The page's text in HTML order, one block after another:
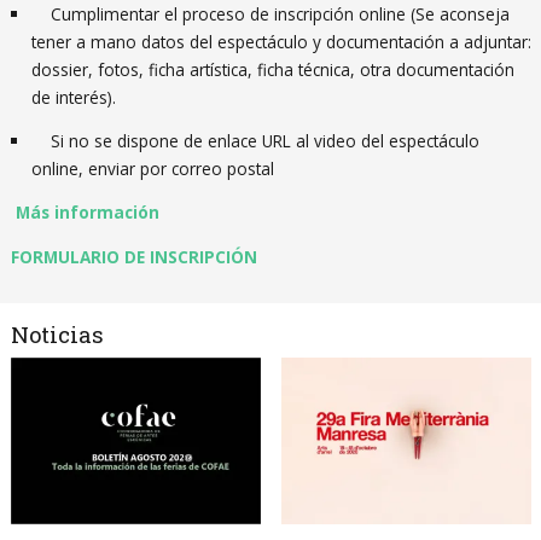
Cumplimentar el proceso de inscripción online (Se aconseja
tener a mano datos del espectáculo y documentación a adjuntar:
dossier, fotos, ficha artística, ficha técnica, otra documentación
de interés).
Si no se dispone de enlace URL al video del espectáculo
online, enviar por correo postal
Más información
FORMULARIO DE INSCRIPCIÓN
Noticias